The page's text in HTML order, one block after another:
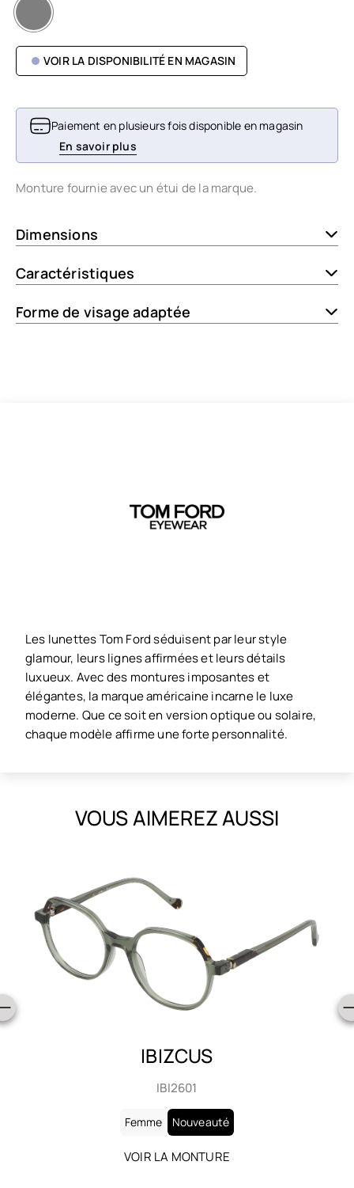
VOIR LA DISPONIBILITÉ EN MAGASIN
Paiement en plusieurs fois disponible en magasin
En savoir plus
Monture fournie avec un étui de la marque.
Dimensions
Caractéristiques
Forme de visage adaptée
Les lunettes Tom Ford séduisent par leur style
glamour, leurs lignes affirmées et leurs détails
luxueux. Avec des montures imposantes et
élégantes, la marque américaine incarne le luxe
moderne. Que ce soit en version optique ou solaire,
chaque modèle affirme une forte personnalité.
VOUS AIMEREZ AUSSI
IBIZCUS
IBI2601
Femme Nouveauté
VOIR LA MONTURE